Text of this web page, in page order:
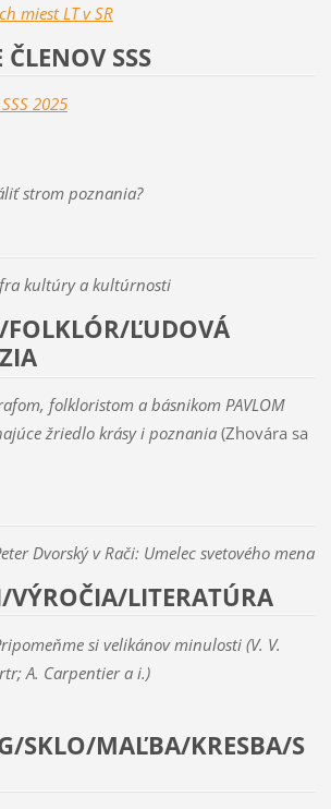
miest LT v SR
SSS
2025
strom poznania?
kultúry a kultúrnosti
ĽUDOVÁ
folkloristom a básnikom PAVLOM
žriedlo krásy i poznania (Zhovára sa
Dvorský v Rači: Umelec svetového mena
VÝROČIA/LITERATÚRA
si velikánov minulosti (V. V.
A. Carpentier a i.)
SKLO/MAĽBA/KRESBA/S